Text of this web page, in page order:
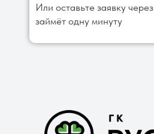
Или оставьте заявку
займёт одну минуту